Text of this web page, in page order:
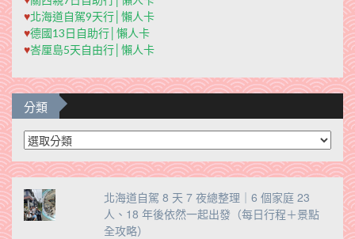
♥北海道自駕9天行│懶人卡
♥德國13日自助行│懶人卡
♥峇厘島5天自由行│懶人卡
分類
分
類
北海道自駕 8 天 7 夜總整理｜6 個家庭 23
人、18 年後依然一起出發（每日行程＋景點
全攻略）